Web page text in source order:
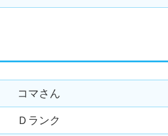
コマさん
Ｄランク